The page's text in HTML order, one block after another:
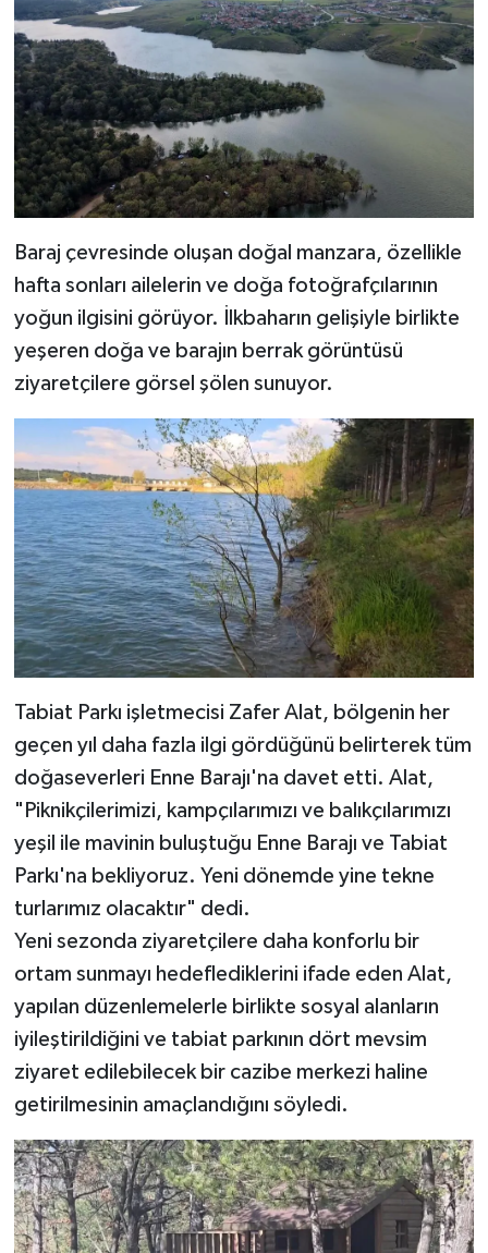
Baraj çevresinde oluşan doğal manzara, özellikle
hafta sonları ailelerin ve doğa fotoğrafçılarının
yoğun ilgisini görüyor. İlkbaharın gelişiyle birlikte
yeşeren doğa ve barajın berrak görüntüsü
ziyaretçilere görsel şölen sunuyor.
Tabiat Parkı işletmecisi Zafer Alat, bölgenin her
geçen yıl daha fazla ilgi gördüğünü belirterek tüm
doğaseverleri Enne Barajı'na davet etti. Alat,
"Piknikçilerimizi, kampçılarımızı ve balıkçılarımızı
yeşil ile mavinin buluştuğu Enne Barajı ve Tabiat
Parkı'na bekliyoruz. Yeni dönemde yine tekne
turlarımız olacaktır" dedi.
Yeni sezonda ziyaretçilere daha konforlu bir
ortam sunmayı hedeflediklerini ifade eden Alat,
yapılan düzenlemelerle birlikte sosyal alanların
iyileştirildiğini ve tabiat parkının dört mevsim
ziyaret edilebilecek bir cazibe merkezi haline
getirilmesinin amaçlandığını söyledi.